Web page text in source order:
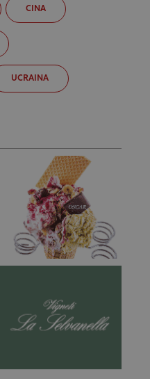
CINA
UCRAINA